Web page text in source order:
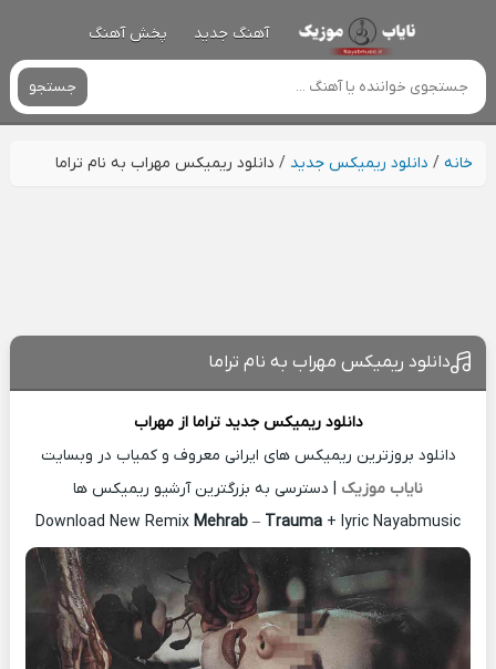
آهنگ جدید پخش آهنگ
جستجو
خانه/ دانلود ریمیکس جدید / دانلود ریمیکس مهراب به نام تراما
دانلود ریمیکس مهراب به نام تراما
دانلود ریمیکس جدید تراما ازمهراب
دانلود بروزترین ریمیکس های ایرانی معروف و کمیاب در وبسایت
نایاب موزیک | دسترسی به بزرگترین آرشیو ریمیکس ها
Download New Remix Mehrab – Trauma + lyric Nayabmusic